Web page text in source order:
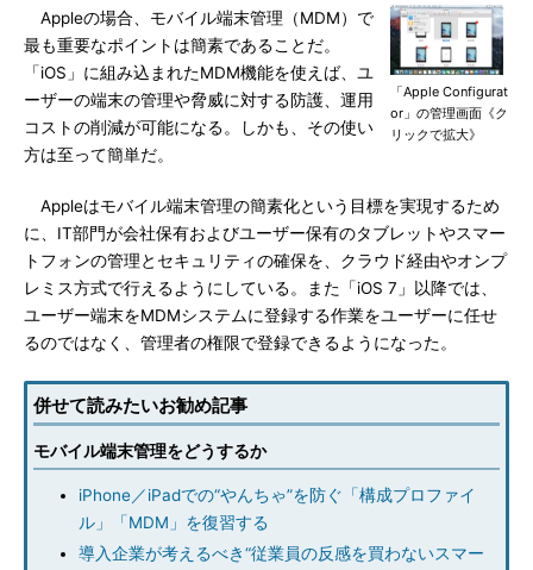
「Apple Configurat
or」の管理画面《ク
リックで拡大》
Appleの場合、モバイル端末管理（MDM）で
最も重要なポイントは簡素であることだ。
「iOS」に組み込まれたMDM機能を使えば、ユ
ーザーの端末の管理や脅威に対する防護、運用
コストの削減が可能になる。しかも、その使い
方は至って簡単だ。
Appleはモバイル端末管理の簡素化という目標を実現するため
に、IT部門が会社保有およびユーザー保有のタブレットやスマー
トフォンの管理とセキュリティの確保を、クラウド経由やオンプ
レミス方式で行えるようにしている。また「iOS 7」以降では、
ユーザー端末をMDMシステムに登録する作業をユーザーに任せ
るのではなく、管理者の権限で登録できるようになった。
併せて読みたいお勧め記事
モバイル端末管理をどうするか
iPhone／iPadでの“やんちゃ”を防ぐ「構成プロファイ
ル」「MDM」を復習する
導入企業が考えるべき“従業員の反感を買わないスマー